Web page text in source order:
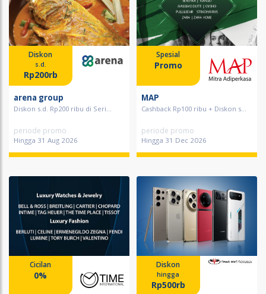
Diskon
s.d.
Rp200rb
arena group
Diskon s.d. Rp200 ribu di Seri...
periode promo
Hingga 31 Aug 2026
Spesial
Promo
MAP
Cashback Rp100 ribu + Diskon s...
periode promo
Hingga 31 Dec 2026
Cicilan
0%
Diskon
hingga
Rp500rb